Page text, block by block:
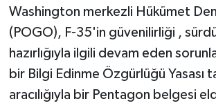
Washington merkezli Hükümet
(POGO), F-35'in güvenilirliği ,
hazırlığıyla ilgili devam eden
bir Bilgi Edinme Özgürlüğü Yasası
aracılığıyla bir Pentagon belgesi